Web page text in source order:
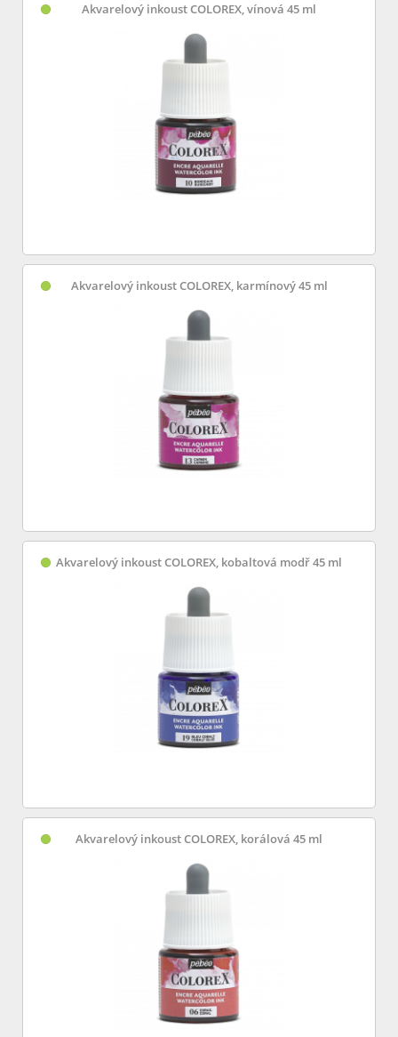
Akvarelový inkoust COLOREX, vínová 45 ml
Akvarelový inkoust COLOREX, karmínový 45 ml
Akvarelový inkoust COLOREX, kobaltová modř 45 ml
Akvarelový inkoust COLOREX, korálová 45 ml